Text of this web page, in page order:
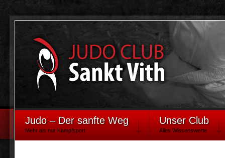
Judo – Der sanfte Weg
Mehr als nur Kampfsport
Unser Club
Alles Wissenswerte